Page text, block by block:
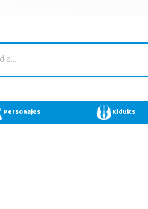
Personajes Kidults